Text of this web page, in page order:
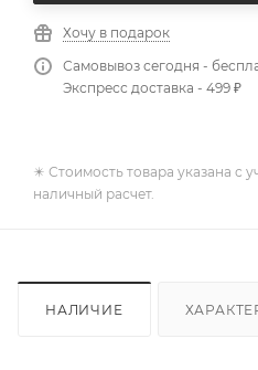
Хочу в подарок
Самовывоз сегодня -
Экспресс доставка - 499 ₽
✴️ Стоимость товара указана с
наличный расчет.
НАЛИЧИЕ